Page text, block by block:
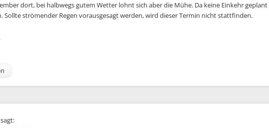
dort, bei halbwegs gutem Wetter lohnt sich aber die Mühe. Da keine Einkehr
Sollte strömender Regen vorausgesagt werden, wird dieser Termin nicht stattfinden.
sagt: